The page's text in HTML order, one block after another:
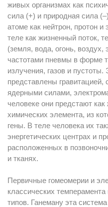
живых организмах как
сила (+) и природная сила
атоме как нейтрон, протон
теле как жизненный поток,
(земля, вода, огонь,
частотами пневмы в форме
излучения, газов и
представлены
ядерными силами,
человеке они предстают
химических элемента, из
гены. В теле человека их
энергетических центрах и
расположенных в
и тканях.
Первичные гомеомерии и
классических
типов. Ганеману эта